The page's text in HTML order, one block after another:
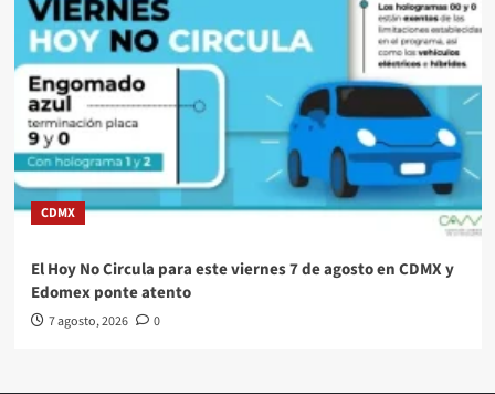
CDMX
El Hoy No Circula para este viernes 7 de agosto en CDMX y
Edomex ponte atento
7 agosto, 2026 0